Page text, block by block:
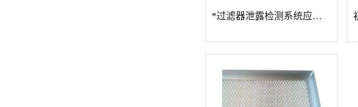
*过滤器泄露检测系统应用的必要性